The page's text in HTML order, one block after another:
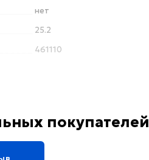
нет
25.2
461110
покупателей